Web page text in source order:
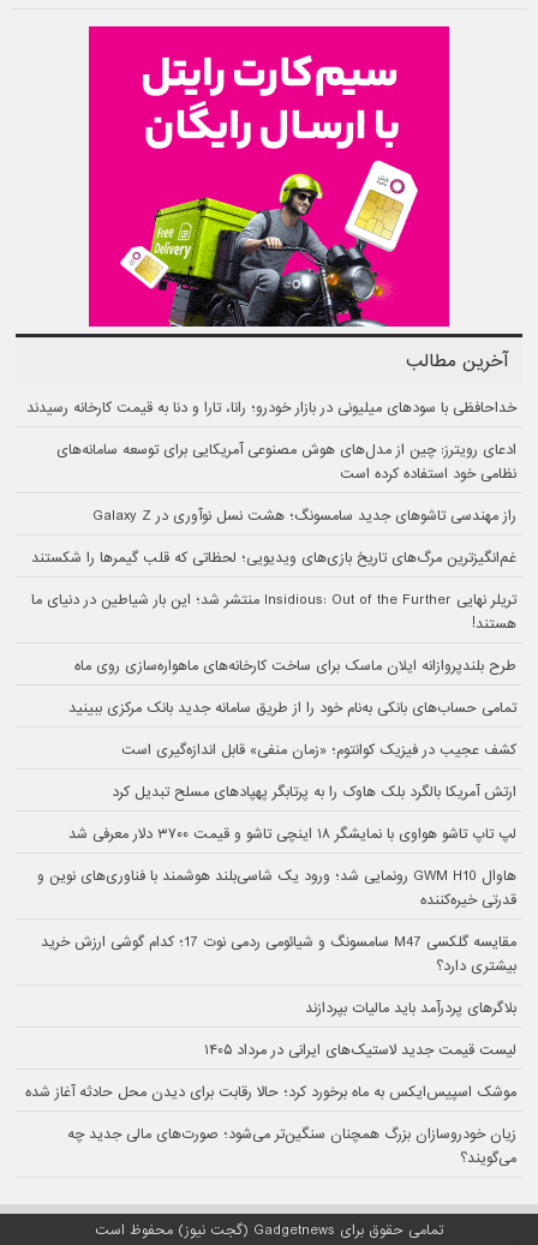
آخرین مطالب
خداحافظی با سودهای میلیونی در بازار خودرو؛ رانا، تارا و دنا به قیمت کارخانه رسیدند
ادعای رویترز: چین از مدل‌های هوش مصنوعی آمریکایی برای توسعه سامانه‌های
نظامی خود استفاده کرده است
راز مهندسی تاشوهای جدید سامسونگ؛ هشت نسل نوآوری در Galaxy Z
غم‌انگیزترین مرگ‌های تاریخ بازی‌های ویدیویی؛ لحظاتی که قلب گیمرها را شکستند
تریلر نهایی Insidious: Out of the Further منتشر شد؛ این بار شیاطین در دنیای ما
هستند!
طرح بلندپروازانه ایلان ماسک برای ساخت کارخانه‌های ماهواره‌سازی روی ماه
تمامی حساب‌های بانکی به‌نام خود را از طریق سامانه جدید بانک مرکزی ببینید
کشف عجیب در فیزیک کوانتوم؛ «زمان منفی» قابل اندازه‌گیری است
ارتش آمریکا بالگرد بلک هاوک را به پرتابگر پهپادهای مسلح تبدیل کرد
لپ تاپ تاشو هواوی با نمایشگر ۱۸ اینچی تاشو و قیمت ۳۷۰۰ دلار معرفی شد
هاوال GWM H10 رونمایی شد؛ ورود یک شاسی‌بلند هوشمند با فناوری‌های نوین و
قدرتی خیره‌کننده
مقایسه گلکسی M47 سامسونگ و شیائومی ردمی نوت 17؛ کدام گوشی ارزش خرید
بیشتری دارد؟
بلاگرهای پردرآمد باید مالیات بپردازند
لیست قیمت جدید لاستیک‌های ایرانی در مرداد ۱۴۰۵
موشک اسپیس‌ایکس به ماه برخورد کرد؛ حالا رقابت برای دیدن محل حادثه آغاز شده
زیان خودروسازان بزرگ همچنان سنگین‌تر می‌شود؛ صورت‌های مالی جدید چه
می‌گویند؟
تمامی حقوق برای Gadgetnews (گجت نیوز) محفوظ است